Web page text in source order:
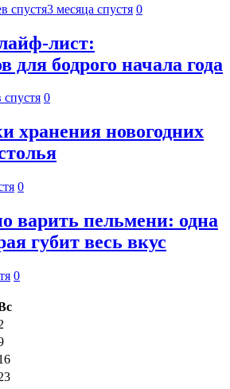
спустя3 месяца спустя 0
лист:
для бодрого начала года
спустя 0
хранения новогодних
0
варить пельмени: одна
губит весь вкус
0